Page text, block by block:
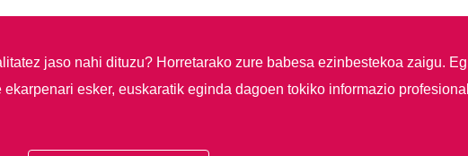
jaso nahi dituzu? Horretarako zure babesa ezinbestekoa zaigu.
ekarpenari esker, euskaratik eginda dagoen tokiko informazio